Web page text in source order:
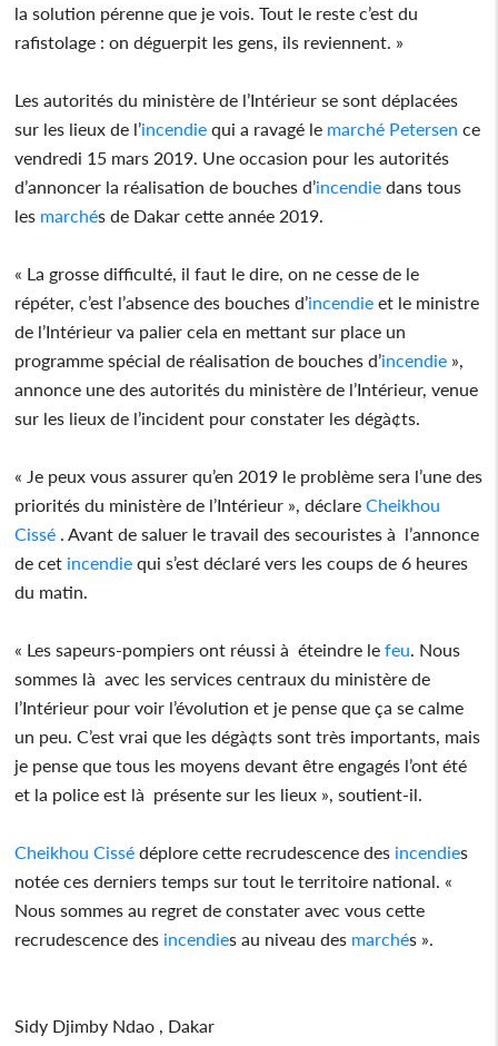
la solution pérenne que je vois. Tout le reste c’est du
rafistolage : on déguerpit les gens, ils reviennent. »
Les autorités du ministère de l’Intérieur se sont déplacées
sur les lieux de l’incendie qui a ravagé le marché Petersen ce
vendredi 15 mars 2019. Une occasion pour les autorités
d’annoncer la réalisation de bouches d’incendie dans tous
les marchés de Dakar cette année 2019.
« La grosse difficulté, il faut le dire, on ne cesse de le
répéter, c’est l’absence des bouches d’incendie et le ministre
de l’Intérieur va palier cela en mettant sur place un
programme spécial de réalisation de bouches d’incendie »,
annonce une des autorités du ministère de l’Intérieur, venue
sur les lieux de l’incident pour constater les dégà¢ts.
« Je peux vous assurer qu’en 2019 le problème sera l’une des
priorités du ministère de l’Intérieur », déclareCheikhou
Cissé . Avant de saluer le travail des secouristes à l’annonce
de cet incendie qui s’est déclaré vers les coups de 6 heures
du matin.
« Les sapeurs-pompiers ont réussi à éteindre lefeu . Nous
sommes là avec les services centraux du ministère de
l’Intérieur pour voir l’évolution et je pense que ça se calme
un peu. C’est vrai que les dégà¢ts sont très importants, mais
je pense que tous les moyens devant être engagés l’ont été
et la police est là présente sur les lieux », soutient-il.
Cheikhou Cissé déplore cette recrudescence des incendies
notée ces derniers temps sur tout le territoire national. «
Nous sommes au regret de constater avec vous cette
recrudescence des incendies au niveau des marchés ».
Sidy Djimby Ndao , Dakar